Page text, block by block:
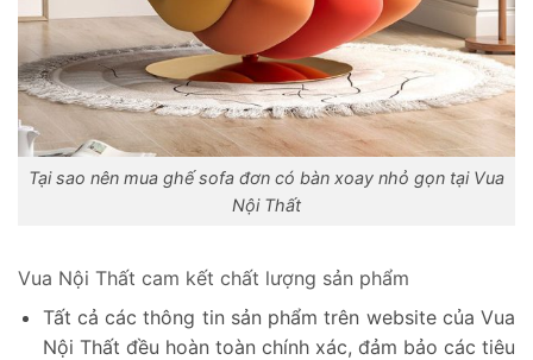
Tại sao nên mua ghế sofa đơn có bàn xoay nhỏ gọn tại Vua
Nội Thất
Vua Nội Thất cam kết chất lượng sản phẩm
Tất cả các thông tin sản phẩm trên website của Vua
Nội Thất đều hoàn toàn chính xác, đảm bảo các tiêu